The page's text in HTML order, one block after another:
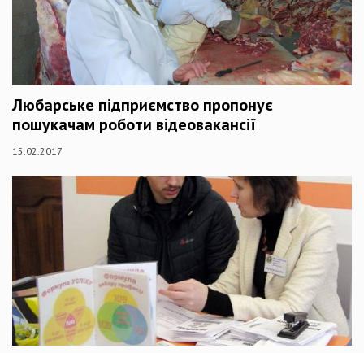
Любарське підприємство пропонує
пошукачам роботи відеовакансії
15.02.2017